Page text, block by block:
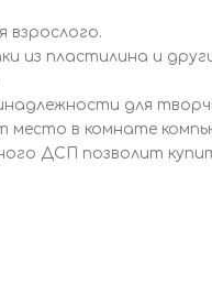
взрослого.
из пластилина и
для
место в комнате
ДСП позволит